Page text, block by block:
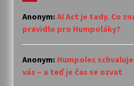
Anonym: AI Act je tady. Co
pravidlo pro Humpoláky?
Anonym: Humpolec
vás – a teď je čas se ozvat